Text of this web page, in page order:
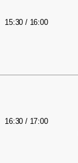
15:30 / 16:00
16:30 / 17:00